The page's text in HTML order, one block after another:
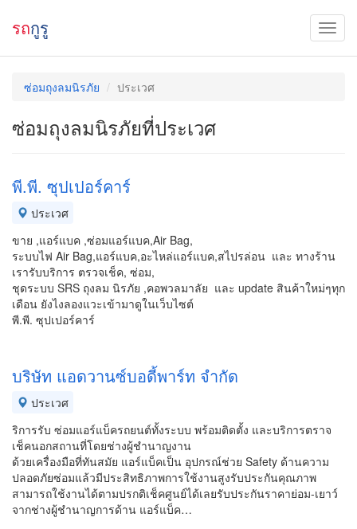
รถกูรู
ซ่อมถุงลมนิรภัย ประเวศ
ซ่อมถุงลมนิรภัยที่ประเวศ
พี.พี. ซุปเปอร์คาร์
ประเวศ
ขาย ,แอร์แบค ,ซ่อมแอร์แบค,Air Bag,
ระบบไฟ Air Bag,แอร์แบค,อะไหล่แอร์แบค,สไปรล่อน และ ทางร้าน
เรารับบริการ ตรวจเช็ค, ซ่อม,
ชุดระบบ SRS ถุงลม นิรภัย ,คอพวลมาลัย และ update สินค้าใหม่ๆทุก
เดือน ยังไงลองแวะเข้ามาดูในเว็บไซต์
พี.พี. ซุปเปอร์คาร์
บริษัท แอดวานซ์บอดี้พาร์ท จำกัด
ประเวศ
ริการรับ ซ่อมแอร์แบ็ครถยนต์ทั้งระบบ พร้อมติดตั้ง และบริการตราจ
เช็คนอกสถานที่โดยช่างผู้ชำนาญงาน
ด้วยเครื่องมือที่ทันสมัย แอร์แบ็คเป็น อุปกรณ์ช่วย Safety ด้านความ
ปลอดภัยซ่อมแล้วมีประสิทธิภาพการใช้งานสูงรับประกันคุณภาพ
สามารถใช้งานได้ตามปรกติเช็คศูนย์ได้เลยรับประกันราคาย่อม-เยาว์
จากช่างผู้ชำนาญการด้าน แอร์แบ็ค…